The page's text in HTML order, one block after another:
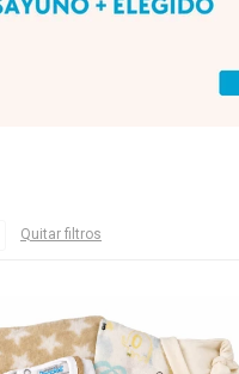
Quitar filtros